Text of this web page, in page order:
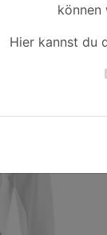
können
Hier kannst du